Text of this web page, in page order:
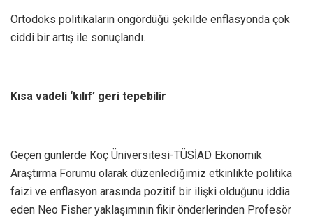
Ortodoks politikaların öngördüğü şekilde enflasyonda çok
ciddi bir artış ile sonuçlandı.
Kısa vadeli ‘kılıf’ geri tepebilir
Geçen günlerde Koç Üniversitesi-TÜSİAD Ekonomik
Araştırma Forumu olarak düzenlediğimiz etkinlikte politika
faizi ve enflasyon arasında pozitif bir ilişki olduğunu iddia
eden Neo Fisher yaklaşımının fikir önderlerinden Profesör